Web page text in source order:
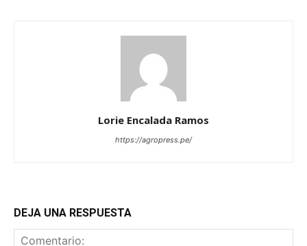
Lorie Encalada Ramos
https://agropress.pe/
DEJA UNA RESPUESTA